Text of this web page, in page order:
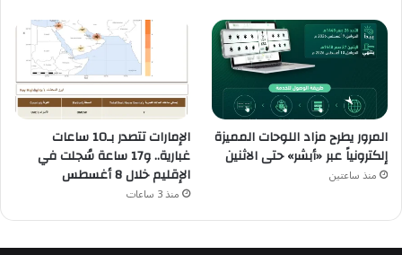
المرور يطرح مزاد اللوحات المميزة
إلكترونياً عبر «أبشر» حتى الاثنين
منذ ساعتين
الإمارات تتصدر بـ10 ساعات
غبارية.. و17 ساعة سُجلت في
الإقليم خلال 8 أغسطس
منذ 3 ساعات